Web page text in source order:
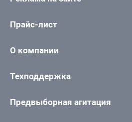
Прайс-лист
О компании
Техподдержка
Предвыборная агитация